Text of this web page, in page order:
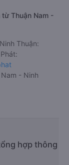
Thuận Nam -
Thuận:
- Ninh
hợp thông